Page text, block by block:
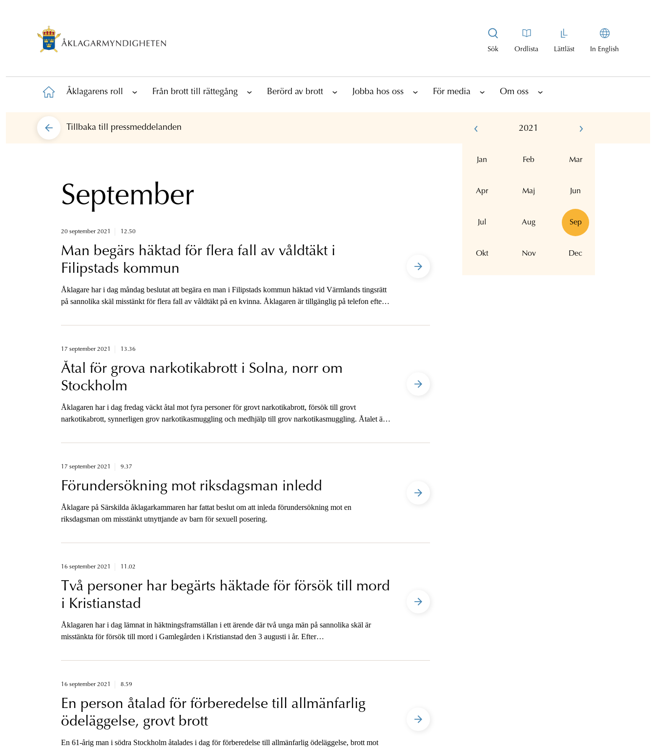
Sök Ordlista Lättläst In English
Åklagarens roll Från brott till rättegång Berörd av brott Jobba hos oss För media Om oss
Tillbaka till pressmeddelanden 2021
Jan Feb Mar
Apr Maj Jun
Jul Aug Sep
Okt Nov Dec
September
20 september 2021 12.50
Man begärs häktad för flera fall av våldtäkt i
Filipstads kommun
Åklagare har i dag måndag beslutat att begära en man i Filipstads kommun häktad vid Värmlands tingsrätt
på sannolika skäl misstänkt för flera fall av våldtäkt på en kvinna. Åklagaren är tillgänglig på telefon efter
17 september 2021 13.36
Åtal för grova narkotikabrott i Solna, norr om
Stockholm
Åklagaren har i dag fredag väckt åtal mot fyra personer för grovt narkotikabrott, försök till grovt
narkotikabrott, synnerligen grov narkotikasmuggling och medhjälp till grov narkotikasmuggling. Åtalet är
tillgänglig för media.
17 september 2021 9.37
Förundersökning mot riksdagsman inledd
Åklagare på Särskilda åklagarkammaren har fattat beslut om att inleda förundersökning mot en
riksdagsman om misstänkt utnyttjande av barn för sexuell posering.
16 september 2021 11.02
Två personer har begärts häktade för försök till mord
i Kristianstad
Åklagaren har i dag lämnat in häktningsframställan i ett ärende där två unga män på sannolika skäl är
misstänkta för försök till mord i Gamlegården i Kristianstad den 3 augusti i år. Efter
16 september 2021 8.59
En person åtalad för förberedelse till allmänfarlig
ödeläggelse, grovt brott
En 61-årig man i södra Stockholm åtalades i dag för förberedelse till allmänfarlig ödeläggelse, brott mot